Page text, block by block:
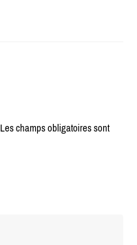
Les champs obligatoires sont